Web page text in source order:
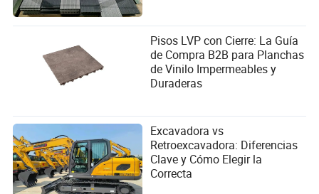
Pisos LVP con Cierre: La Guía
de Compra B2B para Planchas
de Vinilo Impermeables y
Duraderas
Excavadora vs
Retroexcavadora: Diferencias
Clave y Cómo Elegir la
Correcta